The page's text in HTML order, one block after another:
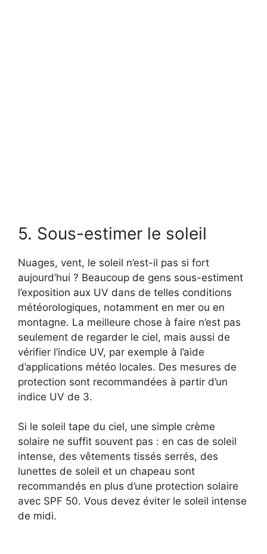
5. Sous-estimer le soleil
Nuages, vent, le soleil n’est-il pas si fort
aujourd’hui ? Beaucoup de gens sous-estiment
l’exposition aux UV dans de telles conditions
météorologiques, notamment en mer ou en
montagne. La meilleure chose à faire n’est pas
seulement de regarder le ciel, mais aussi de
vérifier l’indice UV, par exemple à l’aide
d’applications météo locales. Des mesures de
protection sont recommandées à partir d’un
indice UV de 3.
Si le soleil tape du ciel, une simple crème
solaire ne suffit souvent pas : en cas de soleil
intense, des vêtements tissés serrés, des
lunettes de soleil et un chapeau sont
recommandés en plus d’une protection solaire
avec SPF 50. Vous devez éviter le soleil intense
de midi.